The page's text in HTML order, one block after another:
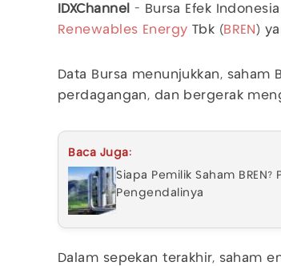
IDXChannel - Bursa Efek Indonesia
Renewables Energy Tbk ( BREN )
Data Bursa menunjukkan, saham
perdagangan, dan bergerak
Baca Juga:
Siapa Pemilik Saham
Pengendalinya
Dalam sepekan terakhir, saham